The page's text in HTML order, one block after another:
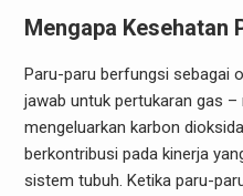
Mengapa Kesehatan
Paru-paru berfungsi sebagai
jawab untuk pertukaran gas
mengeluarkan karbon
berkontribusi pada kinerja
sistem tubuh. Ketika paru-